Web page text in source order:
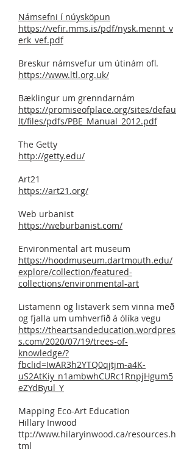
​Námsefni í núysköpun
https://vefir.mms.is/pdf/nysk.mennt_v
erk_vef.pdf
Breskur námsvefur um útinám ofl.
https://www.ltl.org.uk/
Bæklingur um grenndarnám
https://promiseofplace.org/sites/defau
lt/files/pdfs/PBE_Manual_2012.pdf
The Getty
http://getty.edu/
Art21
https://art21.org/
Web urbanist
https://weburbanist.com/
Environmental art museum
https://hoodmuseum.dartmouth.edu/
explore/collection/featured-
collections/environmental-art
Listamenn og listaverk sem vinna með
og fjalla um umhverfið á ólíka vegu
https://theartsandeducation.wordpres
s.com/2020/07/19/trees-of-
knowledge/?
fbclid=IwAR3h2YTQ0qjtjm-a4K-
uS2AtKiy_n1ambwhCURc1RnpjHgum5
eZYdByul_Y
Mapping Eco-Art Education
Hillary Inwood
ttp://www.hilaryinwood.ca/resources.h
tml